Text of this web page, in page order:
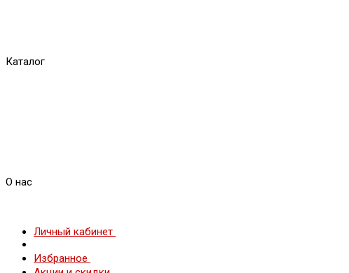
Каталог
О нас
Личный кабинет
Избранное